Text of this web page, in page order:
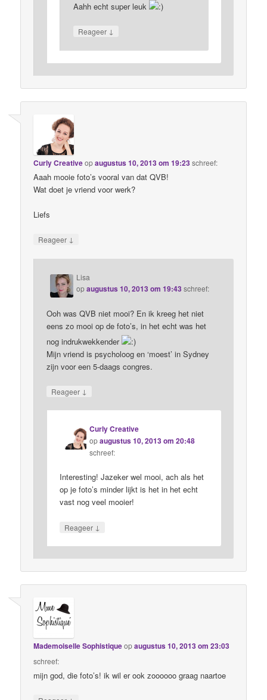
Aahh echt super leuk
Reageer ↓
Curly Creativeopaugustus 10, 2013 om 19:23schreef:
Aaah mooie foto’s vooral van dat QVB!
Wat doet je vriend voor werk?
Liefs
Reageer ↓
Lisa
opaugustus 10, 2013 om 19:43 schreef:
Ooh was QVB niet mooi? En ik kreeg het niet
eens zo mooi op de foto’s, in het echt was het
nog indrukwekkender
Mijn vriend is psycholoog en ‘moest’ in Sydney
zijn voor een 5-daags congres.
Reageer ↓
Curly Creative
opaugustus 10, 2013 om 20:48
schreef:
Interesting! Jazeker wel mooi, ach als het
op je foto’s minder lijkt is het in het echt
vast nog veel mooier!
Reageer ↓
Mademoiselle Sophistiqueopaugustus 10, 2013 om 23:03
schreef:
mijn god, die foto’s! ik wil er ook zoooooo graag naartoe